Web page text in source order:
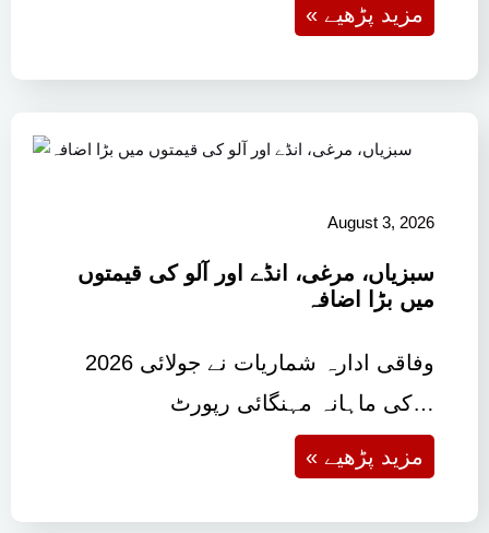
« مزید پڑھیے
August 3, 2026
سبزیاں، مرغی، انڈے اور آلو کی قیمتوں
میں بڑا اضافہ
وفاقی ادارہ شماریات نے جولائی 2026
کی ماہانہ مہنگائی رپورٹ…
« مزید پڑھیے